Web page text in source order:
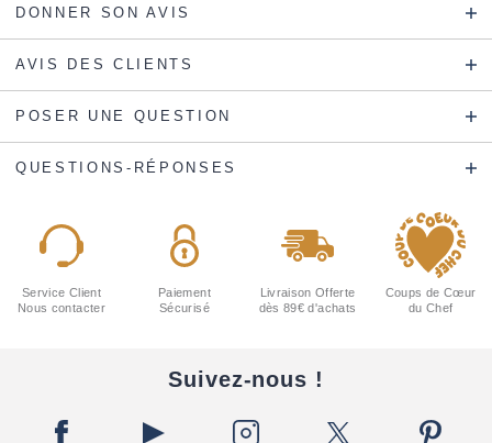
DONNER SON AVIS
AVIS DES CLIENTS
POSER UNE QUESTION
QUESTIONS-RÉPONSES
Service Client
Nous contacter
Paiement
Sécurisé
Livraison Offerte
dès 89€ d'achats
Coups de Cœur
du Chef
Suivez-nous !